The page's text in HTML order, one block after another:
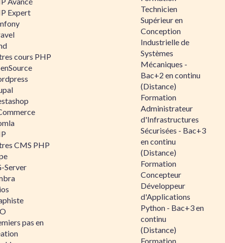
Expert
cours PHP
CMS PHP
Server
pas en
Technicien
Supérieur en
Conception
Industrielle de
Systèmes
Mécaniques -
Bac+2 en continu
(Distance)
Formation
Administrateur
d'Infrastructures
Sécurisées - Bac+3
en continu
(Distance)
Formation
Concepteur
Développeur
d'Applications
Python - Bac+3 en
continu
(Distance)
Formation